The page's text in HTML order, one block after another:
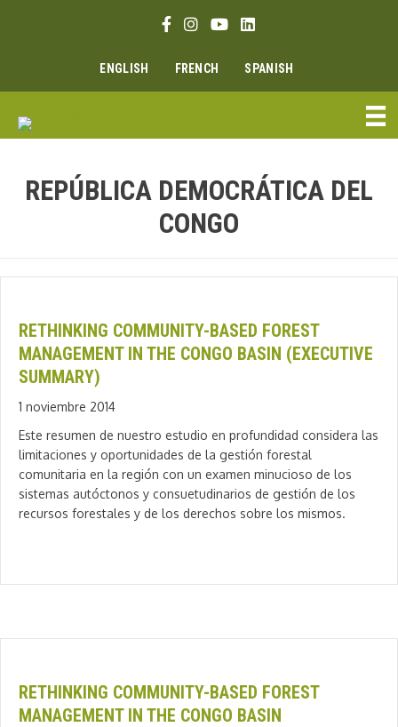
Enlace Facebook
Enlace Instagram
Enlace Youtube
Linkedin link
ENGLISH FRENCH SPANISH
REPÚBLICA DEMOCRÁTICA DEL
CONGO
RETHINKING COMMUNITY-BASED FOREST
MANAGEMENT IN THE CONGO BASIN (EXECUTIVE
SUMMARY)
1 noviembre 2014
Este resumen de nuestro estudio en profundidad considera las
limitaciones y oportunidades de la gestión forestal
comunitaria en la región con un examen minucioso de los
sistemas autóctonos y consuetudinarios de gestión de los
recursos forestales y de los derechos sobre los mismos.
RETHINKING COMMUNITY-BASED FOREST
MANAGEMENT IN THE CONGO BASIN